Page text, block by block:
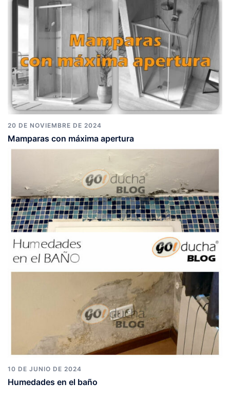
20 DE NOVIEMBRE DE 2024
Mamparas con máxima apertura
10 DE JUNIO DE 2024
Humedades en el baño